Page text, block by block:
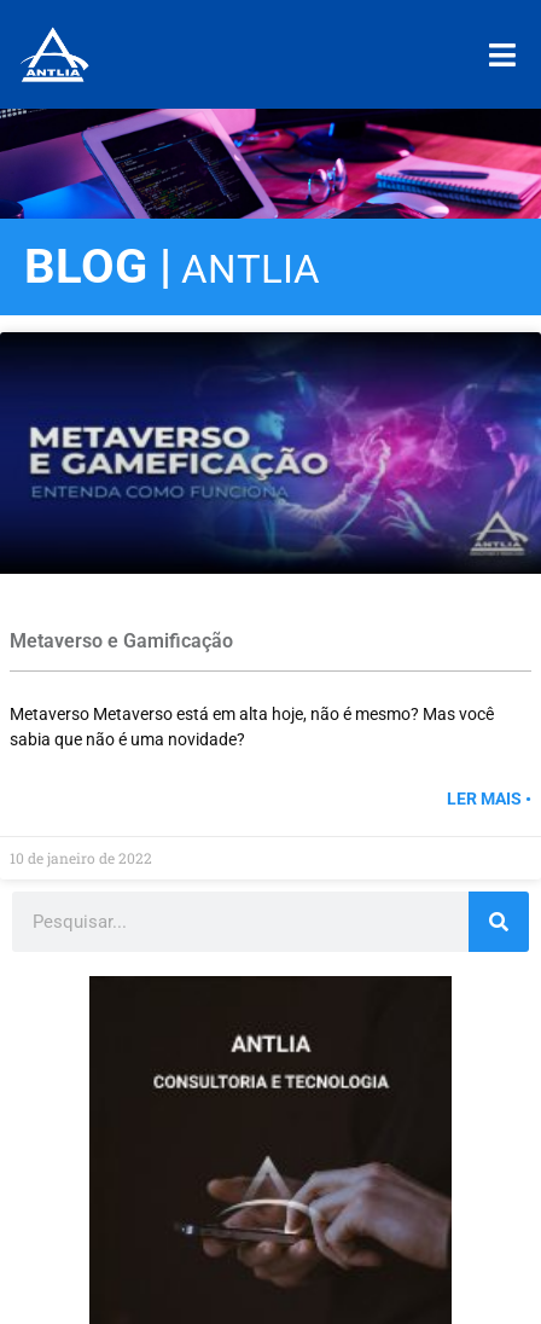
BLOG | ANTLIA
Metaverso e Gamificação
Metaverso Metaverso está em alta hoje, não é mesmo? Mas você
sabia que não é uma novidade?
LER MAIS •
10 de janeiro de 2022